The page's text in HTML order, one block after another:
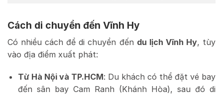
Cách di chuyển đến Vĩnh Hy
Có nhiều cách để di chuyển đến du lịch Vĩnh Hy, tùy
vào địa điểm xuất phát:
Từ Hà Nội và TP.HCM: Du khách có thể đặt vé bay
đến sân bay Cam Ranh (Khánh Hòa), sau đó di